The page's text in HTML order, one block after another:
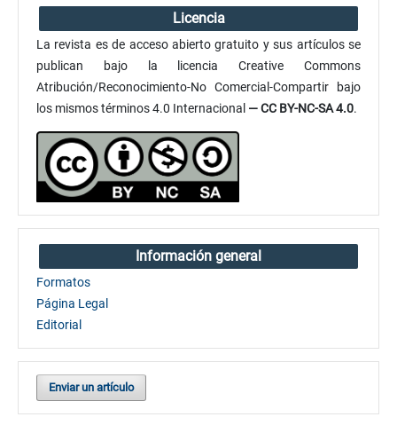
Licencia
La revista es de acceso abierto gratuito y sus artículos se
publican bajo la licencia Creative Commons
Atribución/Reconocimiento-No Comercial-Compartir bajo
los mismos términos 4.0 Internacional — CC BY-NC-SA 4.0.
Información general
Formatos
Página Legal
Editorial
Enviar un artículo